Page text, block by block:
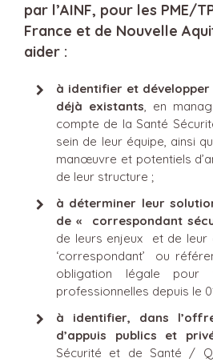
par l’AINF, pour les PME/
France et de Nouvelle
aider :
à identifier et
déjà existants, en
compte de la Santé
sein de leur équipe, ainsi
manœuvre et potentiels
de leur structure ;
à déterminer leur
de « correspondant
de leurs enjeux et de leur
‘correspondant’ ou
obligation légale pour
professionnelles depuis le
à identifier, dans
d’appuis publics et
Sécurité et de Santé /